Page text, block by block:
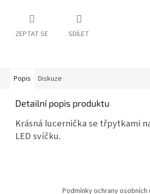
ZEPTAT SE SDÍLET
Popis Diskuze
Detailní popis produktu
Krásná lucernička se třpytkami
LED svíčku.
Podmínky ochrany osobních